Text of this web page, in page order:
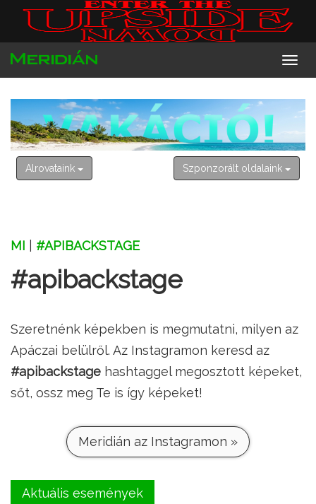
2026. augusztus 8. szombat
László
Alrovataink Szponzorált oldalaink
MI #APIBACKSTAGE
#apibackstage
Szeretnénk képekben is megmutatni, milyen az
Apáczai belülről. Az Instagramon keresd az
#apibackstage hashtaggel megosztott képeket,
sőt, ossz meg Te is így képeket!
Meridián az Instagramon »
Aktuális események